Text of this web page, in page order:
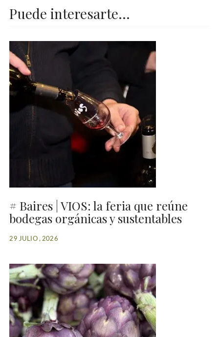
Puede interesarte...
# Baires | VIOS: la feria que reúne
bodegas orgánicas y sustentables
29 JULIO , 2026